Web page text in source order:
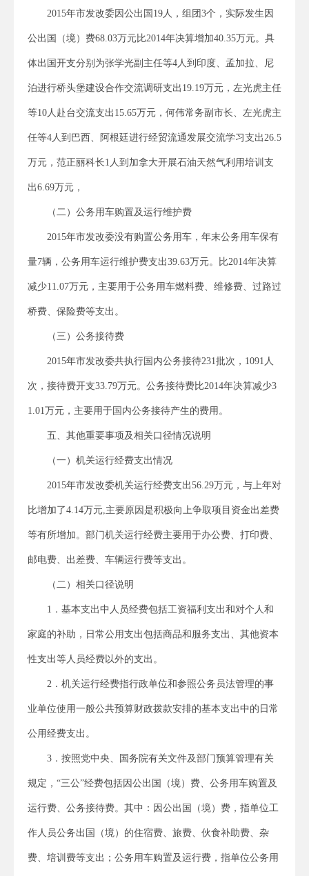
2015年市发改委因公出国19人，组团3个，实际发生因
公出国（境）费68.03万元比2014年决算增加40.35万元。具
体出国开支分别为张学光副主任等4人到印度、孟加拉、尼
泊进行桥头堡建设合作交流调研支出19.19万元，左光虎主任
等10人赴台交流支出15.65万元，何伟常务副市长、左光虎主
任等4人到巴西、阿根廷进行经贸流通发展交流学习支出26.5
万元，范正丽科长1人到加拿大开展石油天然气利用培训支
出6.69万元，
（二）公务用车购置及运行维护费
2015年市发改委没有购置公务用车，年末公务用车保有
量7辆，公务用车运行维护费支出39.63万元。比2014年决算
减少11.07万元，主要用于公务用车燃料费、维修费、过路过
桥费、保险费等支出。
（三）公务接待费
2015年市发改委共执行国内公务接待231批次，1091人
次，接待费开支33.79万元。公务接待费比2014年决算减少3
1.01万元，主要用于国内公务接待产生的费用。
五、其他重要事项及相关口径情况说明
（一）机关运行经费支出情况
2015年市发改委机关运行经费支出56.29万元，与上年对
比增加了4.14万元,主要原因是积极向上争取项目资金出差费
等有所增加。部门机关运行经费主要用于办公费、打印费、
邮电费、出差费、车辆运行费等支出。
（二）相关口径说明
1．基本支出中人员经费包括工资福利支出和对个人和
家庭的补助，日常公用支出包括商品和服务支出、其他资本
性支出等人员经费以外的支出。
2．机关运行经费指行政单位和参照公务员法管理的事
业单位使用一般公共预算财政拨款安排的基本支出中的日常
公用经费支出。
3．按照党中央、国务院有关文件及部门预算管理有关
规定，“三公”经费包括因公出国（境）费、公务用车购置及
运行费、公务接待费。其中：因公出国（境）费，指单位工
作人员公务出国（境）的住宿费、旅费、伙食补助费、杂
费、培训费等支出；公务用车购置及运行费，指单位公务用